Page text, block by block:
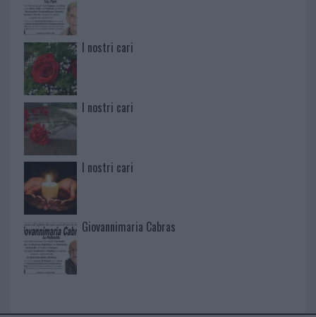
I nostri cari
I nostri cari
I nostri cari
Giovannimaria Cabras